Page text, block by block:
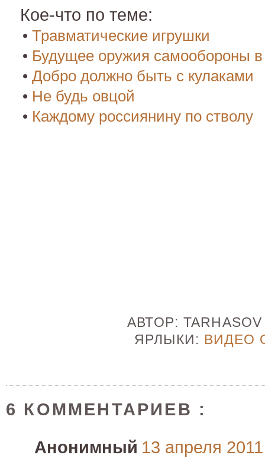
Кое-что по теме:
• Травматические игрушки
• Будущее оружия самообороны
• Добро должно быть с кулаками
• Не будь овцой
• Каждому россиянину по стволу
АВТОР:
ЯРЛЫКИ: ВИДЕО
6 КОММЕНТАРИЕВ :
Анонимный 13 апреля 2011